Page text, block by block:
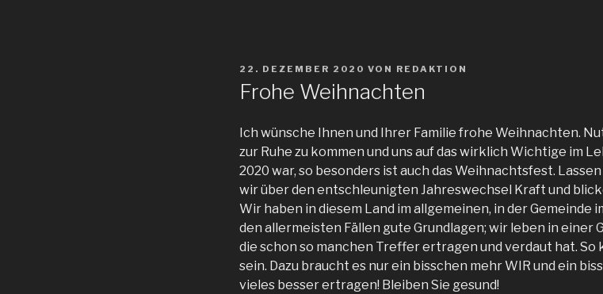
VERÖFFENTLICHT
22. DEZEMBER 2020 VON REDAKTION
Frohe Weihnachten
Ich wünsche Ihnen und Ihrer Familie frohe Weihnachten.
zur Ruhe zu kommen und uns auf das wirklich Wichtige im
2020 war, so besonders ist auch das Weihnachtsfest.
wir über den entschleunigten Jahreswechsel Kraft und
Wir haben in diesem Land im allgemeinen, in der Gemeinde
den allermeisten Fällen gute Grundlagen; wir leben in einer
die schon so manchen Treffer ertragen und verdaut hat. So
sein. Dazu braucht es nur ein bisschen mehr WIR und ein
vieles besser ertragen! Bleiben Sie gesund!